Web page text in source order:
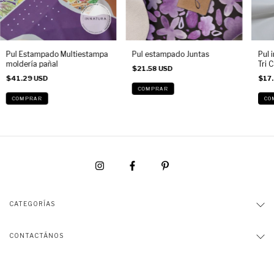
Pul Estampado Multiestampa
moldería pañal
$41.29 USD
COMPRAR
Pul estampado Juntas
$21.58 USD
COMPRAR
Pul
Tri
CATEGORÍAS
CONTACTÁNOS